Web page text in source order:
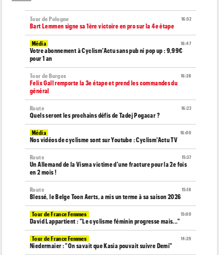
16:52
Tour de Pologne
Bart Lemmen signe sa 1ère victoire en pro sur la 4e étape
16:47
Média
Votre abonnement à Cyclism'Actu sans pub ni pop up : 9,99€
pour 1 an
16:38
Tour de Burgos
Felix Gall remporte la 3e étape et prend les commandes du
général
16:22
Route
Quels seront les prochains défis de Tadej Pogacar ?
16:00
Média
Nos vidéos de cyclisme sont sur Youtube : Cyclism'Actu TV
15:37
Route
Un Allemand de la Visma victime d'une fracture pour la 2e fois
en 2 mois !
15:18
Route
Blessé, le Belge Toon Aerts, a mis un terme à sa saison 2026
15:00
Tour de France Femmes
David Lappartient : "Le cyclisme féminin progresse mais..."
14:39
Tour de France Femmes
Niedermaier : "On savait que Kasia pouvait suivre Demi"